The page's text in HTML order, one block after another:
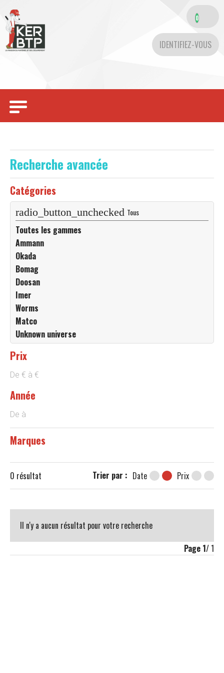
0
IDENTIFIEZ-VOUS
Toggle
navigation
Recherche avancée
Catégories
Tous
Toutes les gammes
Ammann
Okada
Bomag
Doosan
Imer
Worms
Matco
Unknown universe
Prix
De € à €
Année
De à
Marques
0 résultat Trier par : Date Prix
Il n'y a aucun résultat pour votre recherche
Page 1/ 1